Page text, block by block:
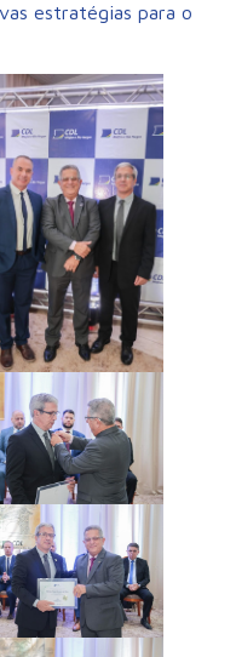
estratégias para o